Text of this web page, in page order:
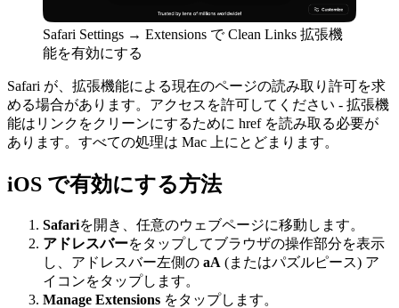
Safari Settings → Extensions で Clean Links 拡張機
能を有効にする
Safari が、拡張機能による現在のページの読み取り許可を求
める場合があります。アクセスを許可してください - 拡張機
能はリンクをクリーンにするために href を読み取る必要が
あります。すべての処理は Mac 上にとどまります。
iOS で有効にする方法
Safariを開き、任意のウェブページに移動します。
アドレスバーをタップしてブラウザの操作部分を表示
し、アドレスバー左側の aA (またはパズルピース) ア
イコンをタップします。
Manage Extensions をタップします。